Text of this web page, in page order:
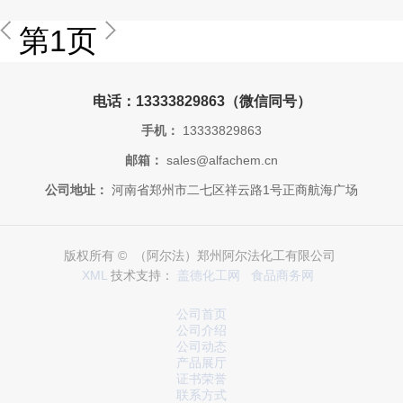
第1页
电话：13333829863（微信同号）
手机： 13333829863
邮箱： sales@alfachem.cn
公司地址： 河南省郑州市二七区祥云路1号正商航海广场
版权所有 © （阿尔法）郑州阿尔法化工有限公司
XML 技术支持： 盖德化工网 食品商务网
公司首页
公司介绍
公司动态
产品展厅
证书荣誉
联系方式